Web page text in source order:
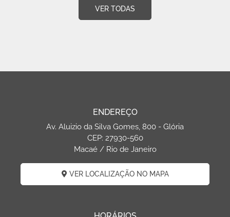
VER TODAS
ENDEREÇO
Av. Aluizio da Silva Gomes, 800 - Glória
CEP: 27930-560
Macaé / Rio de Janeiro
VER LOCALIZAÇÃO NO MAPA